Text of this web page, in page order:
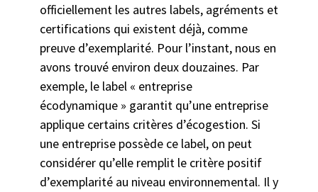
officiellement les autres labels, agréments et
certifications qui existent déjà, comme
preuve d’exemplarité. Pour l’instant, nous en
avons trouvé environ deux douzaines. Par
exemple, le label « entreprise
écodynamique » garantit qu’une entreprise
applique certains critères d’écogestion. Si
une entreprise possède ce label, on peut
considérer qu’elle remplit le critère positif
d’exemplarité au niveau environnemental. Il y